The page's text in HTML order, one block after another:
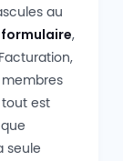
au
,
tout est
seule